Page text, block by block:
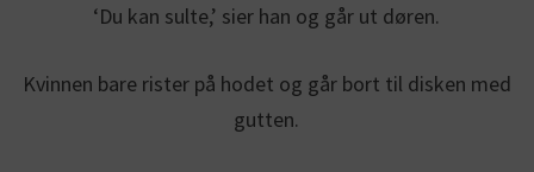
‘Du kan sulte,’ sier han og går ut døren.
Kvinnen bare rister på hodet og går bort til disken med
gutten.